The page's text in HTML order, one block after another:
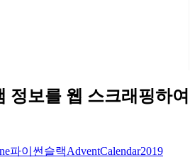
정보를 웹 스크래핑하여
파이썬 슬랙AdventCalendar2019